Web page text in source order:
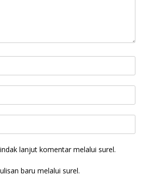
lanjut komentar melalui surel.
baru melalui surel.